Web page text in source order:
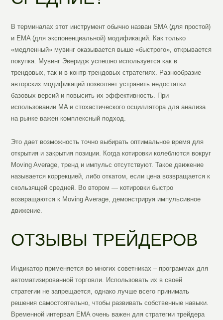
В терминалах этот инструмент обычно назван SMA (для простой)
и EMA (для экспоненциальной) модификаций. Как только
«медленный» мувинг оказывается выше «быстрого», открывается
покупка. Мувинг Эверидж успешно используется как в
трендовых, так и в контр-трендовых стратегиях. Разнообразие
авторских модификаций позволяет устранить недостатки
базовых версий и повысить их эффективность. При
использовании MA и стохастического осциллятора для анализа
на рынке важен комплексный подход.
Это дает возможность точно выбирать оптимальное время для
открытия и закрытия позиции. Когда котировки колеблются вокруг
Moving Average, тренд и импульс отсутствуют. Такое движение
называется коррекцией, либо откатом, если цена возвращается к
скользящей средней. Во втором — котировки быстро
возвращаются к Moving Average, демонстрируя импульсивное
движение.
ОТЗЫВЫ ТРЕЙДЕРОВ
Индикатор применяется во многих советниках – программах для
автоматизированной торговли. Использовать их в своей
стратегии не запрещается, однако лучше всего принимать
решения самостоятельно, чтобы развивать собственные навыки.
Временной интервал EMA очень важен для стратегии трейдера